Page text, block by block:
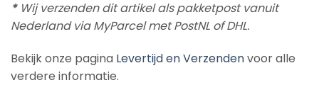
*Wij verzenden dit artikel als pakketpost vanuit
Nederland via MyParcel met PostNL of DHL.
Bekijk onze pagina Levertijd en Verzendenvoor alle
verdere informatie.